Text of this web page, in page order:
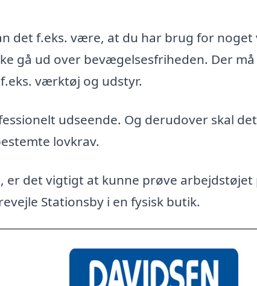
det f.eks. være, at du har brug for noget
gå ud over bevægelsesfriheden. Der
værktøj og udstyr.
udseende. Og derudover skal det
lovkrav.
det vigtigt at kunne prøve arbejdstøjet
Stationsby i en fysisk butik.